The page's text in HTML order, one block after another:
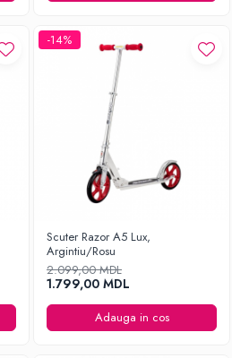
-14%
Scuter Razor A5 Lux,
Argintiu/Rosu
2.099,00 MDL
1.799,00 MDL
Adauga in cos